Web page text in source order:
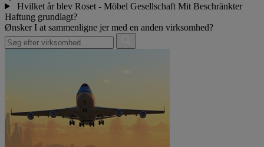
Hvilket år blev Roset - Möbel Gesellschaft Mit Beschränkter
Haftung grundlagt?
Ønsker I at sammenligne jer med en anden virksomhed?